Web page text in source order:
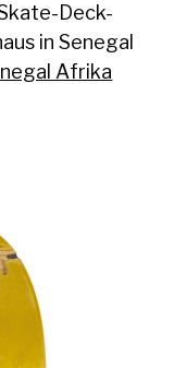
Deck-
in Senegal
Afrika